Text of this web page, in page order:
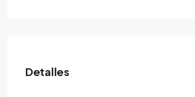
Detalles